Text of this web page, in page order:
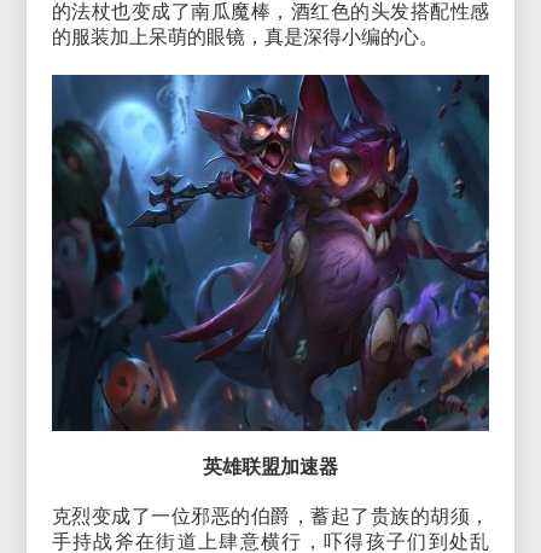
的法杖也变成了南瓜魔棒，酒红色的头发搭配性感
的服装加上呆萌的眼镜，真是深得小编的心。
英雄联盟加速器
克烈变成了一位邪恶的伯爵，蓄起了贵族的胡须，
手持战斧在街道上肆意横行，吓得孩子们到处乱